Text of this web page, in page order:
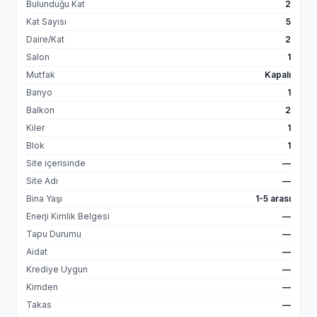
Bulunduğu Kat
2
Kat Sayısı
5
Daire/Kat
2
Salon
1
Mutfak
Kapalı
Banyo
1
Balkon
2
Kiler
1
Blok
1
Site içerisinde
—
Site Adı
—
Bina Yaşı
1-5 arası
Enerji Kimlik Belgesi
—
Tapu Durumu
—
Aidat
—
Krediye Uygun
—
Kimden
—
Takas
—